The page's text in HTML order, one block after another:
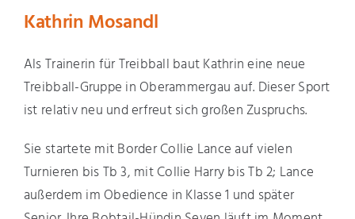
Kathrin Mosandl
Als Trainerin für Treibball baut Kathrin eine neue
Treibball-Gruppe in Oberammergau auf. Dieser Sport
ist relativ neu und erfreut sich großen Zuspruchs.
Sie startete mit Border Collie Lance auf vielen
Turnieren bis Tb 3, mit Collie Harry bis Tb 2; Lance
außerdem im Obedience in Klasse 1 und später